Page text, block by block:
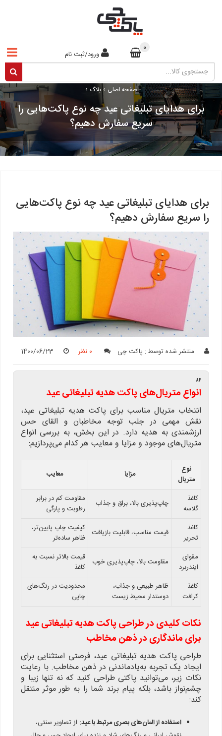
ورود/ثبت نام
0
صفحه اصلی › بلاگ ›
برای هدایای تبلیغاتی عید چه نوع پاکت‌هایی را
سریع سفارش دهیم؟
برای هدایای تبلیغاتی عید چه نوع پاکت‌هایی
را سریع سفارش دهیم؟
منتشر شده توسط : پاکت چی 0 نظر 1400/06/23
”
انواع متریال‌های پاکت هدیه تبلیغاتی عید
انتخاب متریال مناسب برای پاکت هدیه تبلیغاتی عید،
نقش مهمی در جلب توجه مخاطبان و القای حس
ارزشمندی به هدیه دارد. در این بخش، به بررسی انواع
متریال‌های موجود و مزایا و معایب هر کدام می‌پردازیم:
نوع
متریال
مزایا معایب
کاغذ
گلاسه
چاپ‌پذیری بالا، براق و جذاب
مقاومت کم در برابر
رطوبت و پارگی
کاغذ
تحریر
قیمت مناسب، قابلیت بازیافت
کیفیت چاپ پایین‌تر،
ظاهر ساده‌تر
مقوای
ایندربرد
مقاومت بالا، چاپ‌پذیری خوب
قیمت بالاتر نسبت به
کاغذ
کاغذ
کرافت
ظاهر طبیعی و جذاب،
دوستدار محیط زیست
محدودیت در رنگ‌های
چاپی
نکات کلیدی در طراحی پاکت هدیه تبلیغاتی عید
برای ماندگاری در ذهن مخاطب
طراحی پاکت هدیه تبلیغاتی عید، فرصتی استثنایی برای
ایجاد یک تجربه به‌یادماندنی در ذهن مخاطب. با رعایت
نکات زیر، می‌توانید پاکتی طراحی کنید که نه تنها زیبا و
چشم‌نواز باشد، بلکه پیام برند شما را به طور موثر منتقل
کند:
استفاده از المان‌های بصری مرتبط با عید: از تصاویر سنتی،